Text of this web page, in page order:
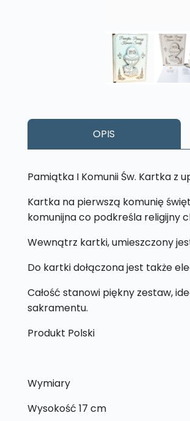
OPIS
Pamiątka I Komunii Św. Kartka z
Kartka na pierwszą komunię
komunijna co podkreśla religijny
Wewnątrz kartki, umieszczony
Do kartki dołączona jest także
Całość stanowi piękny zestaw,
sakramentu.
Produkt Polski
Wymiary
Wysokość 17 cm